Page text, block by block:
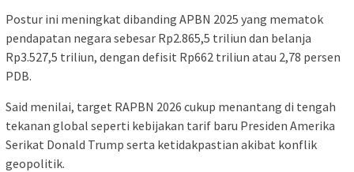
Postur ini meningkat dibanding APBN 2025 yang mematok
pendapatan negara sebesar Rp2.865,5 triliun dan belanja
Rp3.527,5 triliun, dengan defisit Rp662 triliun atau 2,78 persen
PDB.
Said menilai, target RAPBN 2026 cukup menantang di tengah
tekanan global seperti kebijakan tarif baru Presiden Amerika
Serikat Donald Trump serta ketidakpastian akibat konflik
geopolitik.